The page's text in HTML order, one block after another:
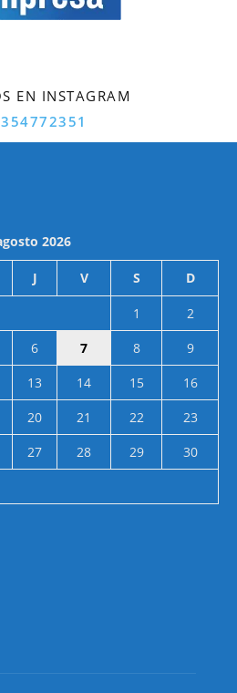
EN INSTAGRAM
2026
J V S D
1
2
6 7 8
9
13 14 15
16
20 21 22
23
27 28 29
30